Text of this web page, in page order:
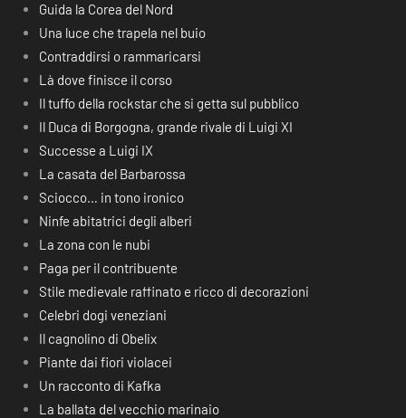
Guida la Corea del Nord
Una luce che trapela nel buio
Contraddirsi o rammaricarsi
Là dove finisce il corso
Il tuffo della rockstar che si getta sul pubblico
Il Duca di Borgogna, grande rivale di Luigi XI
Successe a Luigi IX
La casata del Barbarossa
Sciocco… in tono ironico
Ninfe abitatrici degli alberi
La zona con le nubi
Paga per il contribuente
Stile medievale raffinato e ricco di decorazioni
Celebri dogi veneziani
Il cagnolino di Obelix
Piante dai fiori violacei
Un racconto di Kafka
La ballata del vecchio marinaio